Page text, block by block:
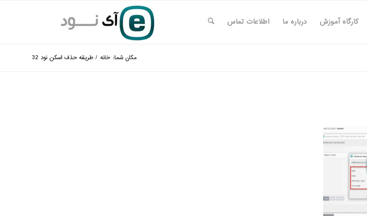
کارگاه آموزش درباره ما اطلاعات تماس
مکان شما: خانه / طریقه حذف اسکن نود 32